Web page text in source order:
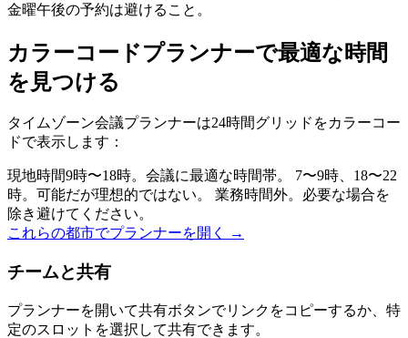
金曜午後の予約は避けること。
カラーコードプランナーで最適な時間
を見つける
タイムゾーン会議プランナーは24時間グリッドをカラーコー
ドで表示します：
現地時間9時〜18時。会議に最適な時間帯。
7〜9時、18〜22
時。可能だが理想的ではない。
業務時間外。必要な場合を
除き避けてください。
これらの都市でプランナーを開く →
チームと共有
プランナーを開いて共有ボタンでリンクをコピーするか、特
定のスロットを選択して共有できます。